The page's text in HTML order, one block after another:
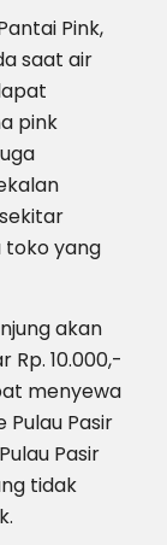
Pink,
saat air
pink
yang
akan
10.000,-
menyewa
Pasir
Pasir
tidak